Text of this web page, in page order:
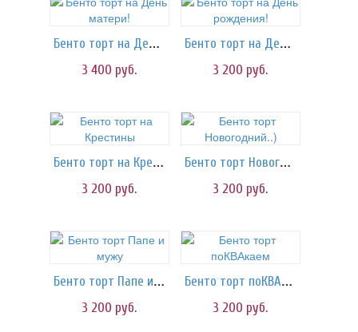
Бенто торт на День матери!
3 400 руб.
Бенто торт на День рождения!
3 200 руб.
Бенто торт на Крестины
3 200 руб.
Бенто торт Новогодний..)
3 200 руб.
Бенто торт Папе и мужу
3 200 руб.
Бенто торт поКВАкаем
3 200 руб.